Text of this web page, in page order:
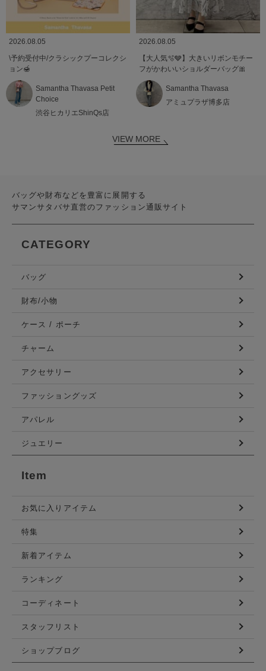
2026.08.05
\予約受付中/クラシックプーコレクシ
ョン🍯
Samantha Thavasa Petit
Choice
渋谷ヒカリエShinQs店
2026.08.05
【大人気🫧🩶】大きいリボンモチー
フがかわいいショルダーバッグ🎀
Samantha Thavasa
アミュプラザ博多店
VIEW MORE
バッグや財布などを豊富に展開する
サマンサタバサ直営のファッション通販サイト
CATEGORY
バッグ
財布/小物
ケース / ポーチ
チャーム
アクセサリー
ファッショングッズ
アパレル
ジュエリー
Item
お気に入りアイテム
特集
新着アイテム
ランキング
コーディネート
スタッフリスト
ショップブログ